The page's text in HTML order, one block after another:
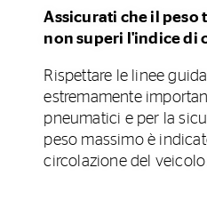
Assicurati che il peso
non superi l'indice di
Rispettare le linee
estremamente
pneumatici e per la
peso massimo è
circolazione del